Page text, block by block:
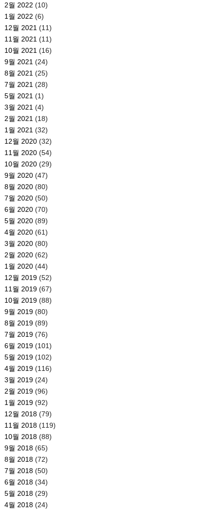
2월 2022 (10)
1월 2022 (6)
12월 2021 (11)
11월 2021 (11)
10월 2021 (16)
9월 2021 (24)
8월 2021 (25)
7월 2021 (28)
5월 2021 (1)
3월 2021 (4)
2월 2021 (18)
1월 2021 (32)
12월 2020(32)
11월 2020(54)
10월 2020(29)
9월 2020(47)
8월 2020(80)
7월 2020(50)
6월 2020(70)
5월 2020(89)
4월 2020(61)
3월 2020(80)
2월 2020(62)
1월 2020(44)
12월 2019(52)
11월 2019(67)
10월 2019(88)
9월 2019(80)
8월 2019(89)
7월 2019(76)
6월 2019(101)
5월 2019(102)
4월 2019(116)
3월 2019(24)
2월 2019(96)
1월 2019(92)
12월 2018(79)
11월 2018(119)
10월 2018(88)
9월 2018(65)
8월 2018(72)
7월 2018(50)
6월 2018(34)
5월 2018(29)
4월 2018(24)